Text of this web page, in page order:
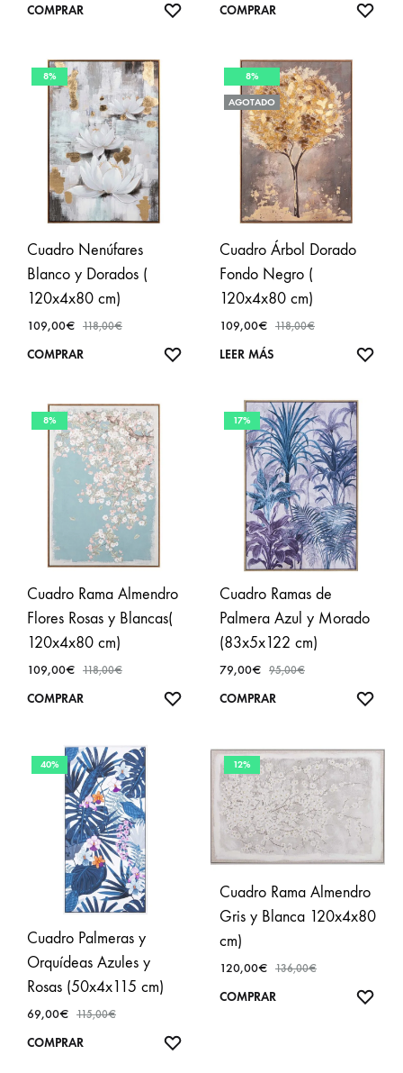
COMPRAR
AÑADIRCOMPRAR
8%
Cuadro Nenúfares
Blanco y Dorados (
120x4x80 cm)
109,00€ 118,00€
COMPRAR
AÑADIR
8%
AGOTADO
Cuadro Árbol Dorado
Fondo Negro (
120x4x80 cm)
109,00€ 118,00€
LEER MÁS
8%
Cuadro Rama Almendro
Flores Rosas y Blancas(
120x4x80 cm)
109,00€ 118,00€
COMPRAR
AÑADIR
17%
Cuadro Ramas de
Palmera Azul y Morado
(83x5x122 cm)
79,00€ 95,00€
COMPRAR
40%
Cuadro Palmeras y
Orquídeas Azules y
Rosas (50x4x115 cm)
69,00€ 115,00€
COMPRAR
12%
Cuadro Rama Almendro
Gris y Blanca 120x4x80
cm)
120,00€ 136,00€
COMPRAR